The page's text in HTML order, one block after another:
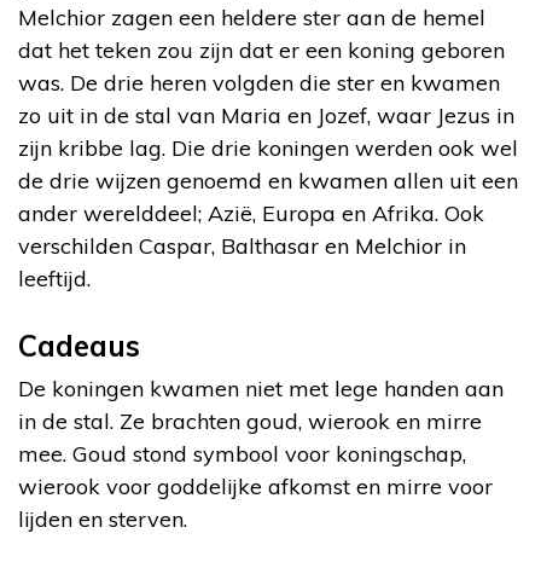
Melchior zagen een heldere ster aan de hemel
dat het teken zou zijn dat er een koning geboren
was. De drie heren volgden die ster en kwamen
zo uit in de stal van Maria en Jozef, waar Jezus in
zijn kribbe lag. Die drie koningen werden ook wel
de drie wijzen genoemd en kwamen allen uit een
ander werelddeel; Azië, Europa en Afrika. Ook
verschilden Caspar, Balthasar en Melchior in
leeftijd.
Cadeaus
De koningen kwamen niet met lege handen aan
in de stal. Ze brachten goud, wierook en mirre
mee. Goud stond symbool voor koningschap,
wierook voor goddelijke afkomst en mirre voor
lijden en sterven.